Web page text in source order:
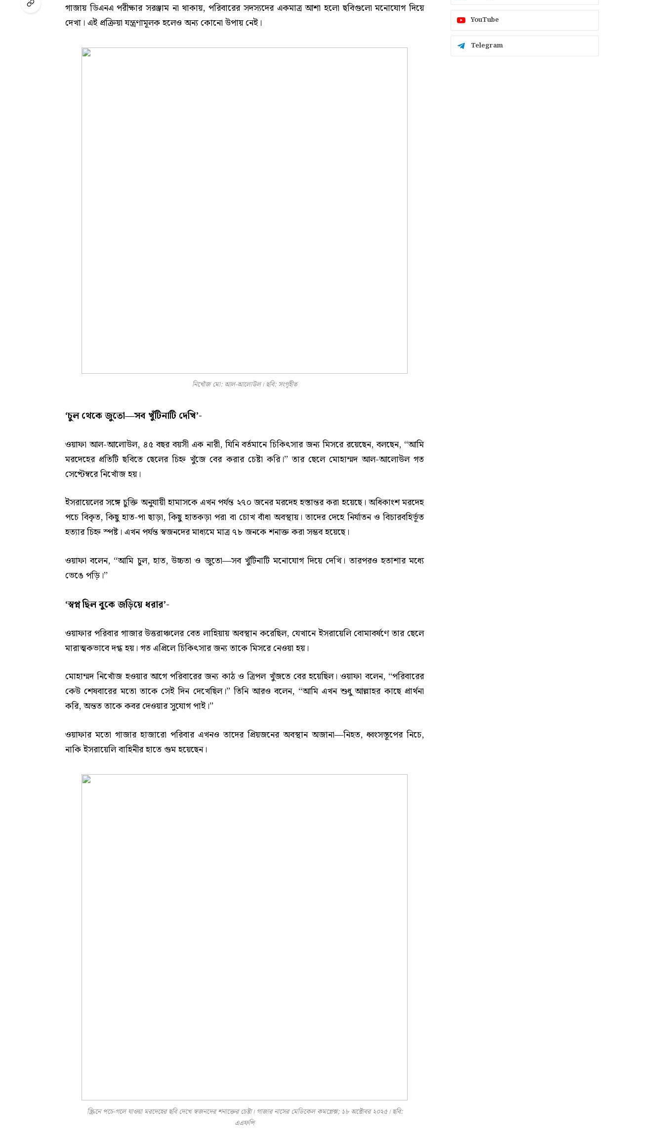
গাজায় ডিএনএ পরীক্ষার সরঞ্জাম না থাকায়, পরিবারের সদস্যদের একমাত্র আশা হলো ছবিগুলো মনোযোগ দিয়ে
দেখা। এই প্রক্রিয়া যন্ত্রণামূলক হলেও অন্য কোনো উপায় নেই।
নিখোঁজ মো: আল-আলোউল। ছবি: সংগৃহীত
‘চুল থেকে জুতো—সব খুঁটিনাটি দেখি’-
ওয়াফা আল-আলোউল, ৪৫ বছর বয়সী এক নারী, যিনি বর্তমানে চিকিৎসার জন্য মিসরে রয়েছেন, বলছেন, ‘‘আমি
মরদেহের প্রতিটি ছবিতে ছেলের চিহ্ন খুঁজে বের করার চেষ্টা করি।’’ তার ছেলে মোহাম্মদ আল-আলোউল গত
সেপ্টেম্বরে নিখোঁজ হয়।
ইসরায়েলের সঙ্গে চুক্তি অনুযায়ী হামাসকে এখন পর্যন্ত ২৭০ জনের মরদেহ হস্তান্তর করা হয়েছে। অধিকাংশ মরদেহ
পচে বিকৃত, কিছু হাত-পা ছাড়া, কিছু হাতকড়া পরা বা চোখ বাঁধা অবস্থায়। তাদের দেহে নির্যাতন ও বিচারবহির্ভূত
হত্যার চিহ্ন স্পষ্ট। এখন পর্যন্ত স্বজনদের মাধ্যমে মাত্র ৭৮ জনকে শনাক্ত করা সম্ভব হয়েছে।
ওয়াফা বলেন, ‘‘আমি চুল, হাত, উচ্চতা ও জুতো—সব খুঁটিনাটি মনোযোগ দিয়ে দেখি। তারপরও হতাশার মধ্যে
ভেঙে পড়ি।’’
‘স্বপ্ন ছিল বুকে জড়িয়ে ধরার’-
ওয়াফার পরিবার গাজার উত্তরাঞ্চলের বেত লাহিয়ায় অবস্থান করেছিল, যেখানে ইসরায়েলি বোমাবর্ষণে তার ছেলে
মারাত্মকভাবে দগ্ধ হয়। গত এপ্রিলে চিকিৎসার জন্য তাকে মিসরে নেওয়া হয়।
মোহাম্মদ নিখোঁজ হওয়ার আগে পরিবারের জন্য কাঠ ও ত্রিপল খুঁজতে বের হয়েছিল। ওয়াফা বলেন, ‘‘পরিবারের
কেউ শেষবারের মতো তাকে সেই দিন দেখেছিল।’’ তিনি আরও বলেন, ‘‘আমি এখন শুধু আল্লাহর কাছে প্রার্থনা
করি, অন্তত তাকে কবর দেওয়ার সুযোগ পাই।’’
ওয়াফার মতো গাজার হাজারো পরিবার এখনও তাদের প্রিয়জনের অবস্থান অজানা—নিহত, ধ্বংসস্তূপের নিচে,
নাকি ইসরায়েলি বাহিনীর হাতে গুম হয়েছেন।
স্ক্রিনে পচে-গলে যাওয়া মরদেহের ছবি দেখে স্বজনদের শনাক্তের চেষ্টা। গাজার নাসের মেডিকেল কমপ্লেক্স; ১৮ অক্টোবর ২০২৫। ছবি:
এএফপি
YouTube
Telegram